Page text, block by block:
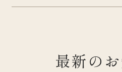
最新の